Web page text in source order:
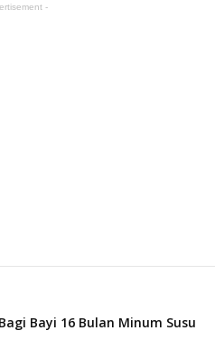
-
Bayi 16 Bulan Minum Susu